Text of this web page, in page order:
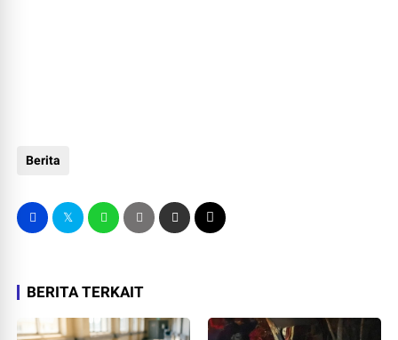
Berita
BERITA TERKAIT